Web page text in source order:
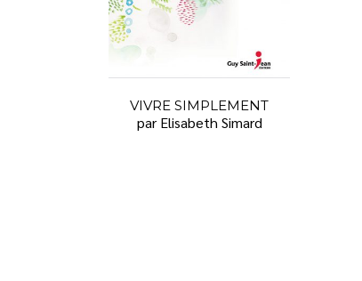
VIVRE SIMPLEMENT
par Elisabeth Simard